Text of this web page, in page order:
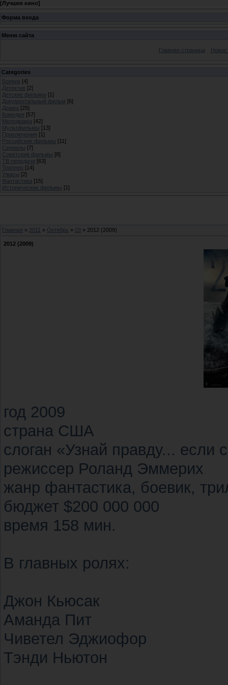
[Лучшее кино]
Форма входа
Меню сайта
Главная страница
Categories
Боевик [4]
Детектив [2]
Детские фильмы [1]
Документальный фильм [6]
Драма [25]
Комедия [57]
Мелодрама [42]
Мультфильмы [13]
Приключения [1]
Российские фильмы [11]
Сериалы [7]
Советские фильмы [8]
ТВ передачи [63]
Триллер [14]
Ужасы [2]
Фантастика [15]
Исторические фильмы [1]
Главная » 2011 » Октябрь » 03 » 2012 (2009)
2012 (2009)
год 2009
страна США
слоган «Узнай правду... если
режиссер Роланд Эммерих
жанр фантастика, боевик,
бюджет $200 000 000
время 158 мин.
В главных ролях:
Джон Кьюсак
Аманда Пит
Чиветел Эджиофор
Тэнди Ньютон